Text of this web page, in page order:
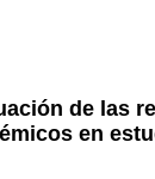
de las
en